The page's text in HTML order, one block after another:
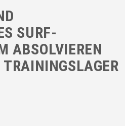
SURF-
ABSOLVIEREN